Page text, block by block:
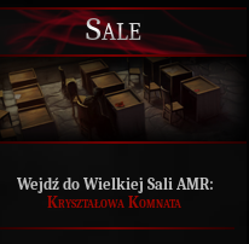
Sale
Wejdź do Wielkiej Sali AMR:
Kryształowa Komnata